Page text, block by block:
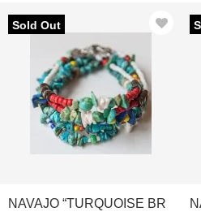
Sold Out
NAVAJO “TURQUOISE BR